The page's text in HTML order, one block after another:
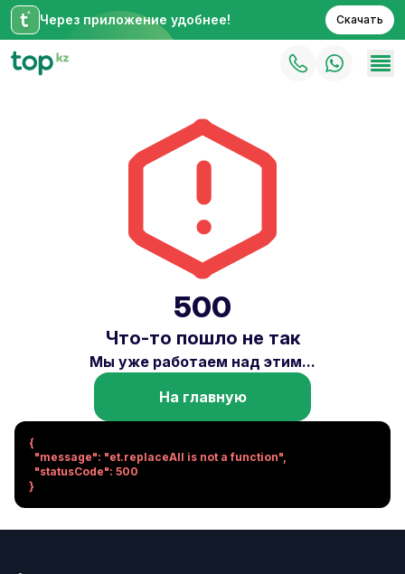
Через приложение удобнее! Скачать
500
Что-то пошло не так
Мы уже работаем над этим...
На главную
{
}